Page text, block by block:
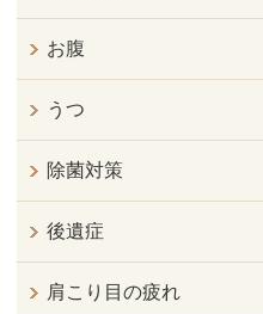
お腹
うつ
除菌対策
後遺症
肩こり目の疲れ